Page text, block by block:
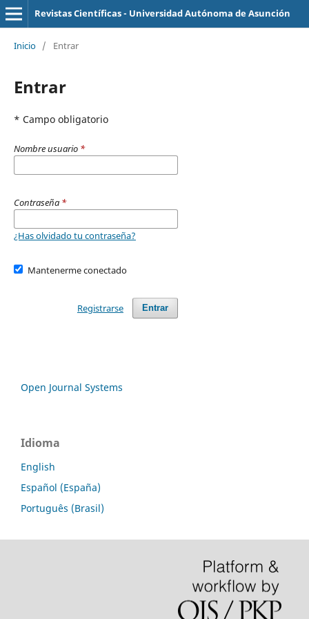
Revistas Científicas - Universidad Autónoma de Asunción
Inicio / Entrar
Entrar
* Campo obligatorio
Nombre usuario *
Contraseña *
¿Has olvidado tu contraseña?
Mantenerme conectado
Entrar
Registrarse
Open Journal Systems
Idioma
English
Español (España)
Português (Brasil)